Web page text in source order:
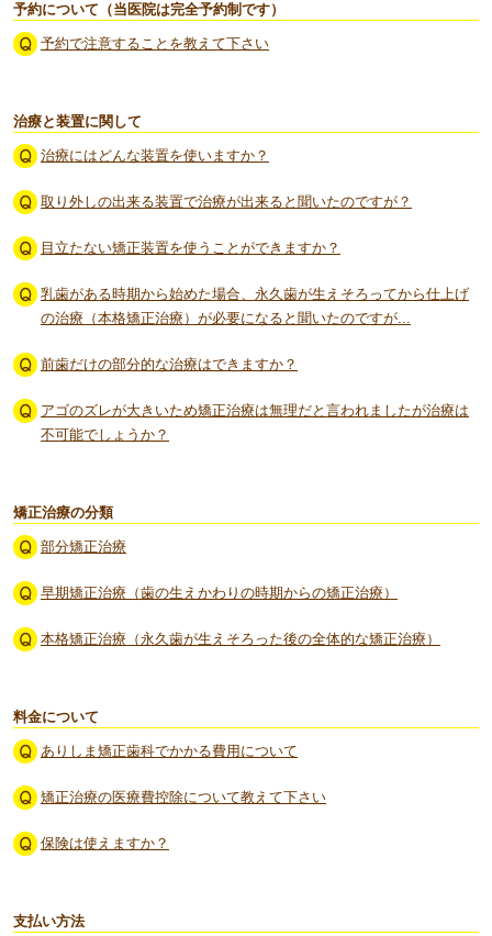
予約について（当医院は完全予約制です）
予約で注意することを教えて下さい
治療と装置に関して
治療にはどんな装置を使いますか？
取り外しの出来る装置で治療が出来ると聞いたのですが？
目立たない矯正装置を使うことができますか？
乳歯がある時期から始めた場合、永久歯が生えそろってから仕上げ
の治療（本格矯正治療）が必要になると聞いたのですが...
前歯だけの部分的な治療はできますか？
アゴのズレが大きいため矯正治療は無理だと言われましたが治療は
不可能でしょうか？
矯正治療の分類
部分矯正治療
早期矯正治療（歯の生えかわりの時期からの矯正治療）
本格矯正治療（永久歯が生えそろった後の全体的な矯正治療）
料金について
ありしま矯正歯科でかかる費用について
矯正治療の医療費控除について教えて下さい
保険は使えますか？
支払い方法